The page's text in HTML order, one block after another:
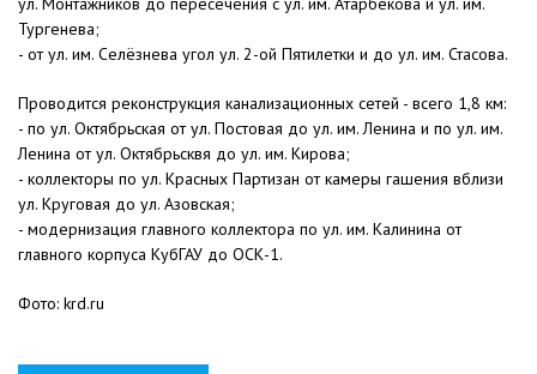
Тургенева;
- от ул. им. Селёзнева угол ул. 2-ой Пятилетки и до ул. им. Стасова.
Проводится реконструкция канализационных сетей - всего 1,8 км:
- по ул. Октябрьская от ул. Постовая до ул. им. Ленина и по ул. им.
Ленина от ул. Октябрьсквя до ул. им. Кирова;
- коллекторы по ул. Красных Партизан от камеры гашения вблизи
ул. Круговая до ул. Азовская;
- модернизация главного коллектора по ул. им. Калинина от
главного корпуса КубГАУ до ОСК-1.
Фото: krd.ru